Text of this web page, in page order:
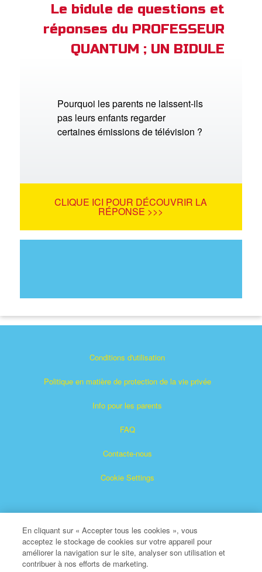
Le bidule de questions et
réponses du PROFESSEUR
QUANTUM ; UN BIDULE
Pourquoi les parents ne laissent-ils
pas leurs enfants regarder
certaines émissions de télévision ?
CLIQUE ICI POUR DÉCOUVRIR LA
RÉPONSE >>>
Conditions d'utilisation
Politique en matière de protection de la vie privée
Info pour les parents
FAQ
Contacte-nous
Cookie Settings
Superbook est une marque déposée de The Christian
En cliquant sur « Accepter tous les cookies », vous
acceptez le stockage de cookies sur votre appareil pour
améliorer la navigation sur le site, analyser son utilisation et
contribuer à nos efforts de marketing.